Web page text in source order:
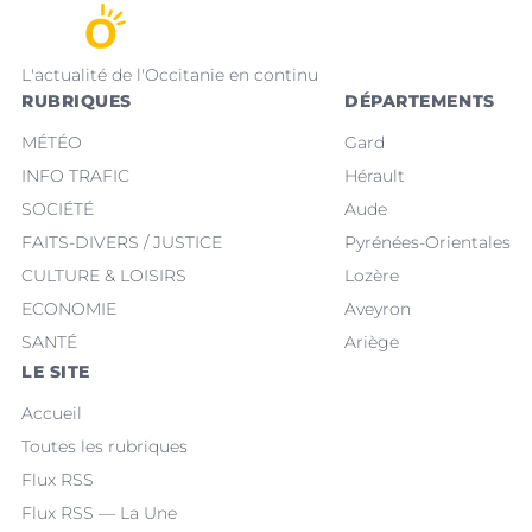
L'actualité de l'Occitanie en continu
RUBRIQUES
MÉTÉO
INFO TRAFIC
SOCIÉTÉ
FAITS-DIVERS / JUSTICE
CULTURE & LOISIRS
ECONOMIE
SANTÉ
DÉPARTEMENTS
Gard
Hérault
Aude
Pyrénées-Orientales
Lozère
Aveyron
Ariège
LE SITE
Accueil
Toutes les rubriques
Flux RSS
Flux RSS — La Une